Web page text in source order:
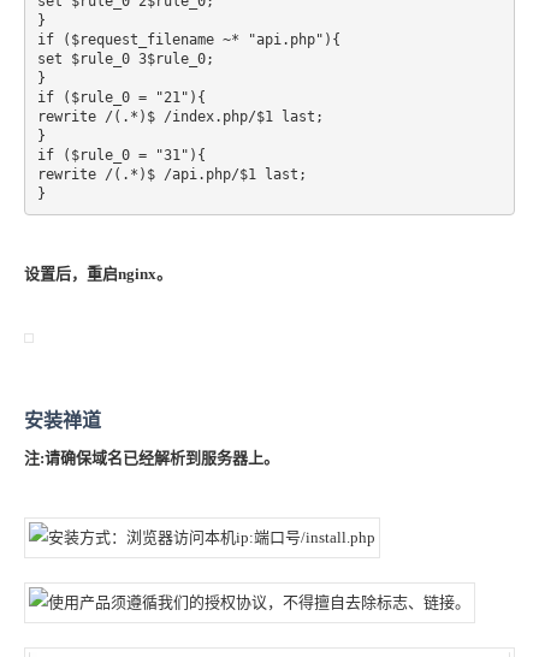
}
if ($request_filename ~* "api.php"){
set $rule_0 3$rule_0;
}
if ($rule_0 = "21"){
rewrite /(.*)$ /index.php/$1 last;
}
if ($rule_0 = "31"){
rewrite /(.*)$ /api.php/$1 last;
设置后，重启nginx。
安装禅道
注:请确保域名已经解析到服务器上。